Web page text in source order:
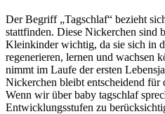
Der Begriff „Tagschlaf“ bezieht
stattfinden. Diese Nickerchen sind
Kleinkinder wichtig, da sie sich in
regenerieren, lernen und wachsen
nimmt im Laufe der ersten
Nickerchen bleibt entscheidend
Wenn wir über baby tagschlaf
Entwicklungsstufen zu